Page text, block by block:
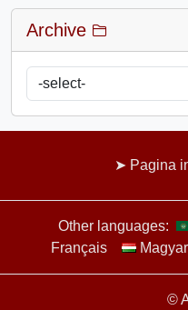
Archive
Pagina
Other languages:
Français
Magyar
©